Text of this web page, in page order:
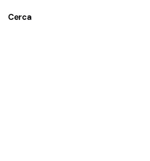
Cerca